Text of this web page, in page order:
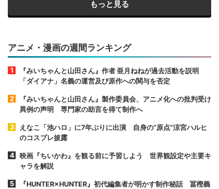
もっと見る
アニメ・漫画の週間ランキング
『みいちゃんと山田さん』作者 亜月ねねが過去活動を説明
「ダイアナ」名義の運営及び原作への関与を否定
『みいちゃんと山田さん』製作委員会、アニメ化への批判受け
異例の声明 専門家の助言を得て制作へ
えなこ「池ハロ」に7年ぶりに出演 自身の“原点”涼宮ハルヒ
のコスプレ披露
映画『ちいかわ』を観る前に予習しよう 世界観設定や主要キ
ャラを解説
『HUNTER×HUNTER』初代編集者が明かす制作秘話 冨樫義